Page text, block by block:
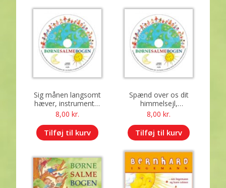
Sig månen langsomt
hæver, instrumental
version
8,00 kr.
Tilføj til kurv
Spænd over os dit
himmelsejl,
instrumental version
8,00kr.
Tilføj til kurv